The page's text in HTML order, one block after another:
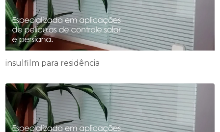
insulfilm para residência